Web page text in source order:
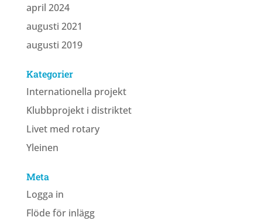
april 2024
augusti 2021
augusti 2019
Kategorier
Internationella projekt
Klubbprojekt i distriktet
Livet med rotary
Yleinen
Meta
Logga in
Flöde för inlägg